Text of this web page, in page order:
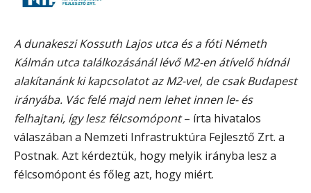
A dunakeszi Kossuth Lajos utca és a fóti Németh
Kálmán utca találkozásánál lévő M2-en átívelő hídnál
alakítanánk ki kapcsolatot az M2-vel, de csak Budapest
irányába. Vác felé majd nem lehet innen le- és
felhajtani, így lesz félcsomópont– írta hivatalos
válaszában a Nemzeti Infrastruktúra Fejlesztő Zrt. a
Postnak. Azt kérdeztük, hogy melyik irányba lesz a
félcsomópont és főleg azt, hogy miért.